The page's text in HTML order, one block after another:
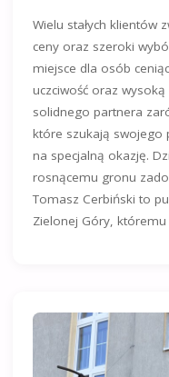
Wielu stałych klientów
ceny oraz szeroki
miejsce dla osób
uczciwość oraz wysoką
solidnego partnera
które szukają swojego
na specjalną okazję.
rosnącemu gronu
Tomasz Cerbiński to
Zielonej Góry,